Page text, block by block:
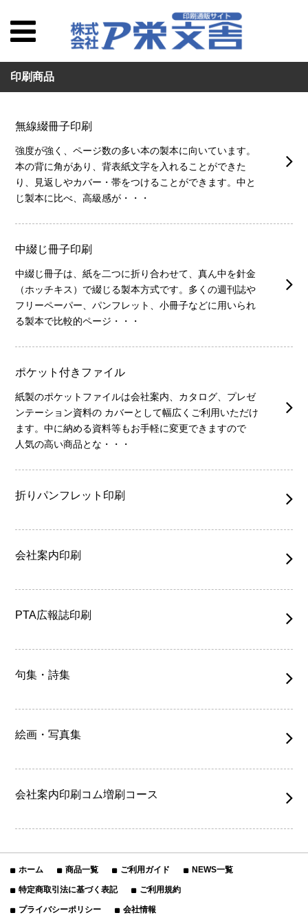
印刷商品
無線綴冊子印刷
強度が強く、ページ数の多い本の製本に向いています。
本の背に角があり、背表紙文字を入れることができた
り、見返しやカバー・帯をつけることができます。中と
じ製本に比べ、高級感が・・・
中綴じ冊子印刷
中綴じ冊子は、紙を二つに折り合わせて、真ん中を針金
（ホッチキス）で綴じる製本方式です。多くの週刊誌や
フリーペーパー、パンフレット、小冊子などに用いられ
る製本で比較的ページ・・・
ポケット付きファイル
紙製のポケットファイルは会社案内、カタログ、プレゼ
ンテーション資料の カバーとして幅広くご利用いただけ
ます。中に納める資料等もお手軽に変更できますので
人気の高い商品とな・・・
折りパンフレット印刷
会社案内印刷
PTA広報誌印刷
句集・詩集
絵画・写真集
会社案内印刷コム増刷コース
ホーム 商品一覧 ご利用ガイド NEWS一覧
特定商取引法に基づく表記 ご利用規約
プライバシーポリシー 会社情報